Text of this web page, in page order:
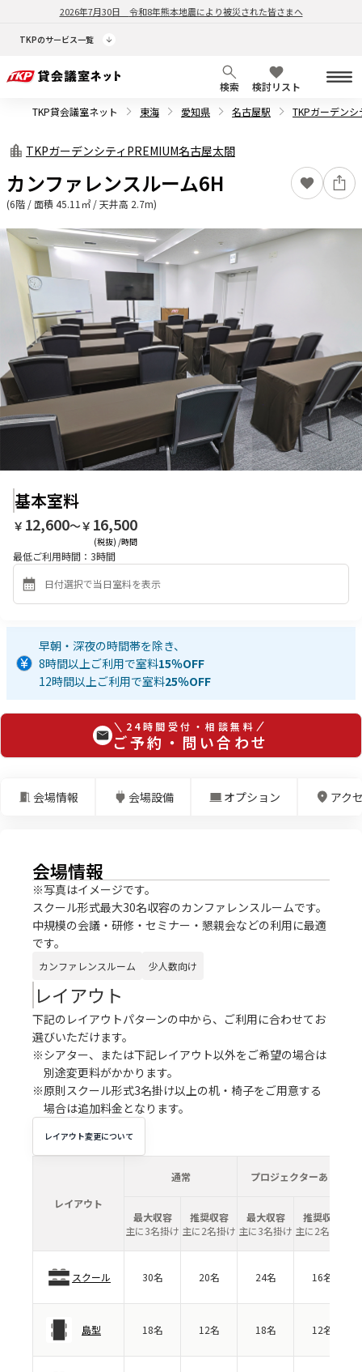
2026年7月30日 令和8年熊本地震により被災された皆さまへ
TKPのサービス一覧
検索
検討リスト
TKP貸会議室ネット
東海 愛知県 名古屋駅 TKPガーデンシ
TKPガーデンシティPREMIUM名古屋太閤
カンファレンスルーム6H
(6階 / 面積 45.11㎡ / 天井高 2.7m)
基本室料
￥ 12,600〜￥ 16,500
(税抜) /時間
最低ご利用時間： 3時間
早朝・深夜の時間帯を除き、
8時間以上ご利用で室料15％OFF
12時間以上ご利用で室料25％OFF
24時間受付・相談無料
ご予約・問い合わせ
会場情報 会場設備 オプション アク
会場情報
※写真はイメージです。
スクール形式最大30名収容のカンファレンスルームです。
中規模の会議・研修・セミナー・懇親会などの利用に最適
です。
カンファレンスルーム 少人数向け
レイアウト
下記のレイアウトパターンの中から、ご利用に合わせてお
選びいただけます。
※シアター、または下記レイアウト以外をご希望の場合は
別途変更料がかかります。
※原則スクール形式3名掛け以上の机・椅子をご用意する
場合は追加料金となります。
レイアウト変更について
レイアウト
通常 プロジェクターあり
最大収容
主に3名掛け
推奨収容
主に2名掛け
最大収容
主に3名掛け
推奨収容
主に2名掛け
スクール 30名 20名 24名 16名
島型 18名 12名 18名 12名